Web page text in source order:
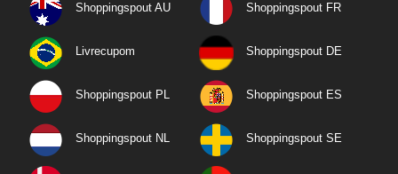
Shoppingspout AU Shoppingspout FR
Livrecupom Shoppingspout DE
Shoppingspout PL Shoppingspout ES
Shoppingspout NL Shoppingspout SE